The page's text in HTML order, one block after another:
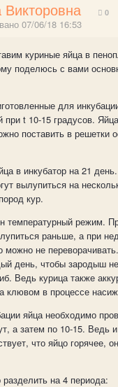
Викторовна 0
07/06/18 16:53
куриные яйца в
поделюсь с вами
для
при t 10-15 градусов.
поставить в решетки
в инкубатор на 21
вылупиться на
кур.
температурный режим.
раньше, а при
можно не
день, чтобы зародыш
Ведь курица также
клювом в процессе
яйца необходимо
а затем по 10-15. Ведь
что яйцо горячее,
на 4 периода: